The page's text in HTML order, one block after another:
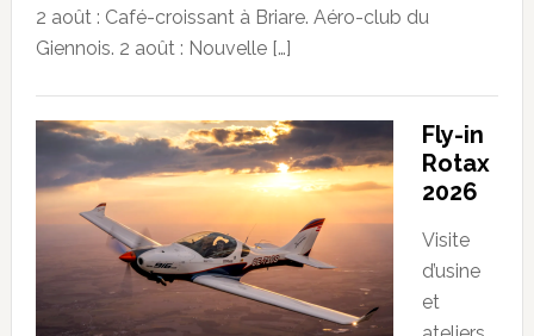
2 août : Café-croissant à Briare. Aéro-club du
Giennois. 2 août : Nouvelle […]
Fly-in
Rotax
2026
Visite
d’usine
et